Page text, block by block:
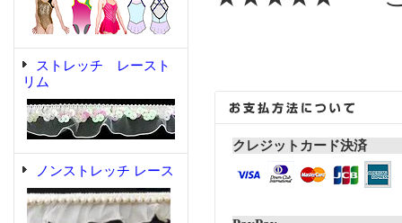
ストレッチ レースト
リム
ノンストレッチ レース
クレジットカード決済